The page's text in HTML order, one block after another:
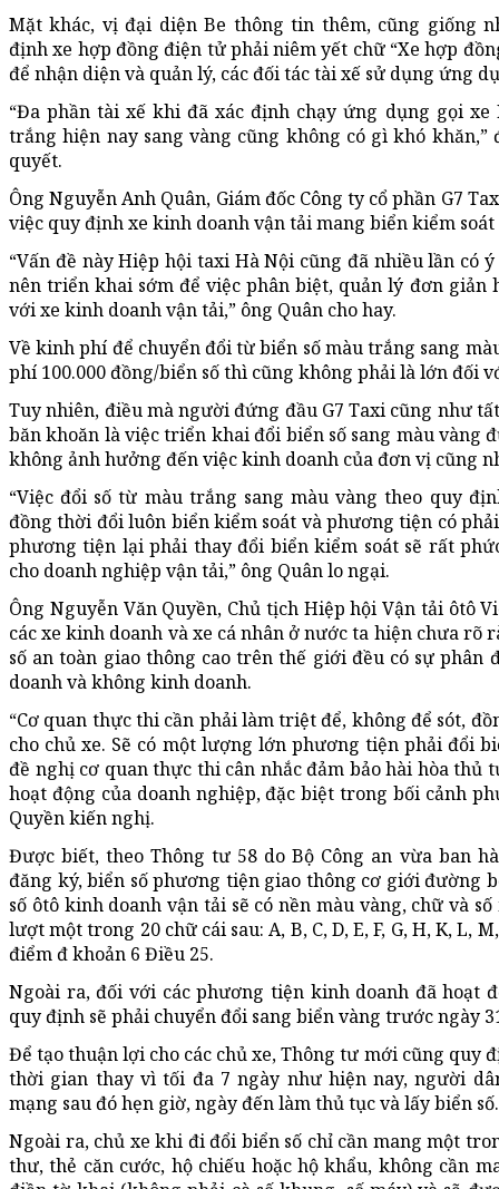
Mặt khác, vị đại diện Be thông tin thêm, cũng giống
định xe hợp đồng điện tử phải niêm yết chữ “Xe hợp
để nhận diện và quản lý, các đối tác tài xế sử dụng ứng
“Đa phần tài xế khi đã xác định chạy ứng dụng gọi
trắng hiện nay sang vàng cũng không có gì khó
quyết.
Ông Nguyễn Anh Quân, Giám đốc Công ty cổ phần G7
việc quy định xe kinh doanh vận tải mang biển kiểm soát
“Vấn đề này Hiệp hội taxi Hà Nội cũng đã nhiều lần có
nên triển khai sớm để việc phân biệt, quản lý đơn giản
với xe kinh doanh vận tải,” ông Quân cho hay.
Về kinh phí để chuyển đổi từ biển số màu trắng sang
phí 100.000 đồng/biển số thì cũng không phải là lớn đối
Tuy nhiên, điều mà người đứng đầu G7 Taxi cũng như
băn khoăn là việc triển khai đổi biển số sang màu vàng
không ảnh hưởng đến việc kinh doanh của đơn vị cũng
“Việc đổi số từ màu trắng sang màu vàng theo quy
đồng thời đổi luôn biển kiểm soát và phương tiện có
phương tiện lại phải thay đổi biển kiểm soát sẽ rất
cho doanh nghiệp vận tải,” ông Quân lo ngại.
Ông Nguyễn Văn Quyền, Chủ tịch Hiệp hội Vận tải ôtô
các xe kinh doanh và xe cá nhân ở nước ta hiện chưa rõ
số an toàn giao thông cao trên thế giới đều có sự phân
doanh và không kinh doanh.
“Cơ quan thực thi cần phải làm triệt để, không để sót,
cho chủ xe. Sẽ có một lượng lớn phương tiện phải đổi
đề nghị cơ quan thực thi cân nhắc đảm bảo hài hòa thủ
hoạt động của doanh nghiệp, đặc biệt trong bối cảnh
Quyền kiến nghị.
Được biết, theo Thông tư 58 do Bộ Công an vừa ban
đăng ký, biển số phương tiện giao thông cơ giới đường
số ôtô kinh doanh vận tải sẽ có nền màu vàng, chữ và
lượt một trong 20 chữ cái sau: A, B, C, D, E, F, G, H, K, L,
điểm đ khoản 6 Điều 25.
Ngoài ra, đối với các phương tiện kinh doanh đã hoạt
quy định sẽ phải chuyển đổi sang biển vàng trước ngày
Để tạo thuận lợi cho các chủ xe, Thông tư mới cũng quy
thời gian thay vì tối đa 7 ngày như hiện nay, người
mạng sau đó hẹn giờ, ngày đến làm thủ tục và lấy biển số.
Ngoài ra, chủ xe khi đi đổi biển số chỉ cần mang một
thư, thẻ căn cước, hộ chiếu hoặc hộ khẩu, không cần